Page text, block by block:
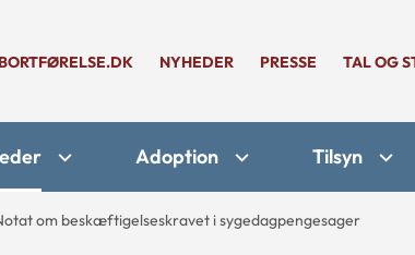
NYHEDER PRESSE TAL OG
Adoption Tilsyn
om beskæftigelseskravet i sygedagpengesager